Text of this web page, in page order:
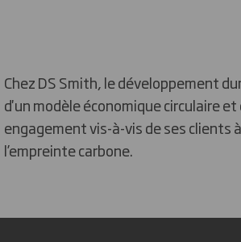
Chez DS Smith, le développement
d'un modèle économique circulaire et
engagement vis-à-vis de ses clients
l’empreinte carbone.